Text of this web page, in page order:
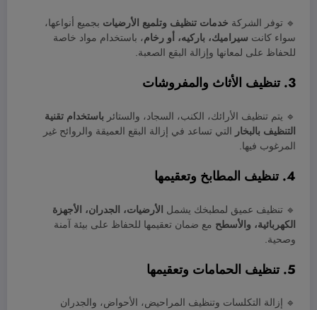
🔹 توفر الشركة خدمات تنظيف وتلميع الأرضيات بجميع أنواعها،
سواء كانت سيراميك، باركيه، أو رخام، باستخدام مواد خاصة
للحفاظ على لمعانها وإزالة البقع الصعبة.
3. تنظيف الأثاث والمفروشات
🔹 يتم تنظيف الأرائك، الكنب، السجاد، والستائر باستخدام تقنية
التنظيف بالبخار التي تساعد في إزالة البقع العميقة والروائح غير
المرغوب فيها.
4. تنظيف المطابخ وتعقيمها
🔹 تنظيف عميق لمطبخك يشمل الأرضيات، الجدران، الأجهزة
الكهربائية، والأسطح مع ضمان تعقيمها للحفاظ على بيئة آمنة
وصحية.
5. تنظيف الحمامات وتعقيمها
🔹 إزالة التكلسات وتنظيف المراحيض، الأحواض، والجدران